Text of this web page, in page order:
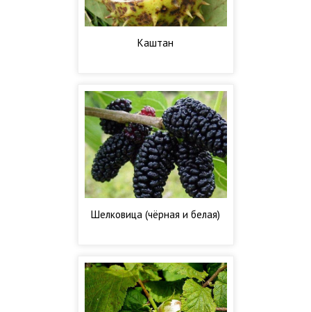
Каштан
Шелковица (чёрная и белая)